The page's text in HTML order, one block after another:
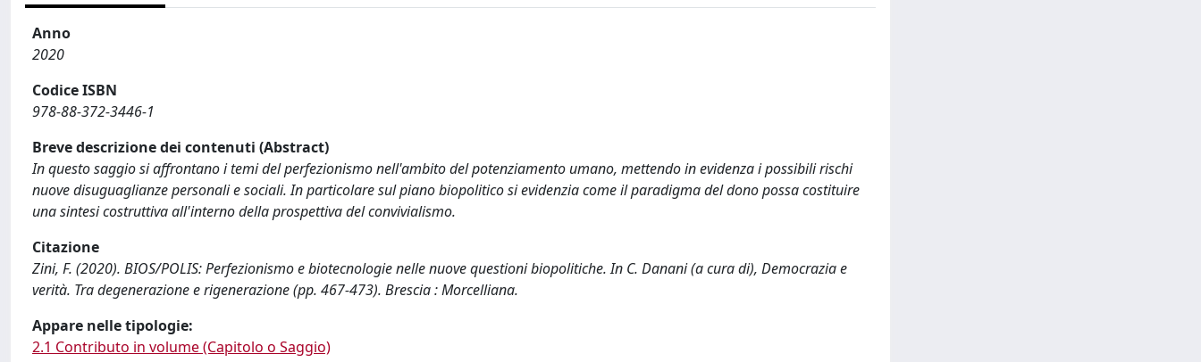
Anno
2020
Codice ISBN
978-88-372-3446-1
Breve descrizione dei contenuti (Abstract)
In questo saggio si affrontano i temi del perfezionismo nell'ambito del potenziamento umano, mettendo in evidenza i possibili rischi
nuove disuguaglianze personali e sociali. In particolare sul piano biopolitico si evidenzia come il paradigma del dono possa costituire
una sintesi costruttiva all'interno della prospettiva del convivialismo.
Citazione
Zini, F. (2020). BIOS/POLIS: Perfezionismo e biotecnologie nelle nuove questioni biopolitiche. In C. Danani (a cura di), Democrazia e
verità. Tra degenerazione e rigenerazione (pp. 467-473). Brescia : Morcelliana.
Appare nelle tipologie:
2.1 Contributo in volume (Capitolo o Saggio)